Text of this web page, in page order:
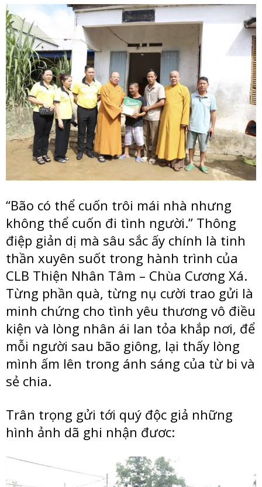
“Bão có thể cuốn trôi mái nhà nhưng
không thể cuốn đi tình người.” Thông
điệp giản dị mà sâu sắc ấy chính là tinh
thần xuyên suốt trong hành trình của
CLB Thiện Nhân Tâm – Chùa Cương Xá.
Từng phần quà, từng nụ cười trao gửi là
minh chứng cho tình yêu thương vô điều
kiện và lòng nhân ái lan tỏa khắp nơi, để
mỗi người sau bão giông, lại thấy lòng
mình ấm lên trong ánh sáng của từ bi và
sẻ chia.
Trân trọng gửi tới quý độc giả những
hình ảnh dã ghi nhận đươc: